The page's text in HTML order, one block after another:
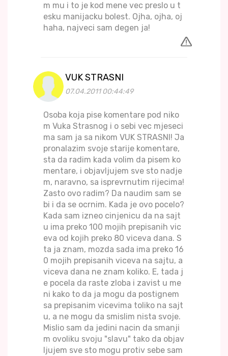
m mu i to je kod mene vec preslo u t
esku manijacku bolest. Ojha, ojha, oj
haha, najveci sam degen ja!
VUK STRASNI
07.04.2011 00:44:49
Osoba koja pise komentare pod niko
m Vuka Strasnog i o sebi vec mjeseci
ma sam ja sa nikom VUK STRASNI! Ja
pronalazim svoje starije komentare,
sta da radim kada volim da pisem ko
mentare, i objavljujem sve sto nadje
m, naravno, sa isprevrnutim rijecima!
Zasto ovo radim? Da naudim sam se
bi i da se ocrnim. Kada je ovo pocelo?
Kada sam izneo cinjenicu da na sajt
u ima preko 100 mojih prepisanih vic
eva od kojih preko 80 viceva dana. S
ta ja znam, mozda sada ima preko 16
0 mojih prepisanih viceva na sajtu, a
viceva dana ne znam koliko. E, tada j
e pocela da raste zloba i zavist u me
ni kako to da ja mogu da postignem
sa prepisanim vicevima toliko na sajt
u, a ne mogu da smislim nista svoje.
Mislio sam da jedini nacin da smanji
m ovoliku svoju "slavu" tako da objav
ljujem sve sto mogu protiv sebe sam